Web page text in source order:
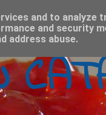
and to analyze
and security
address abuse.